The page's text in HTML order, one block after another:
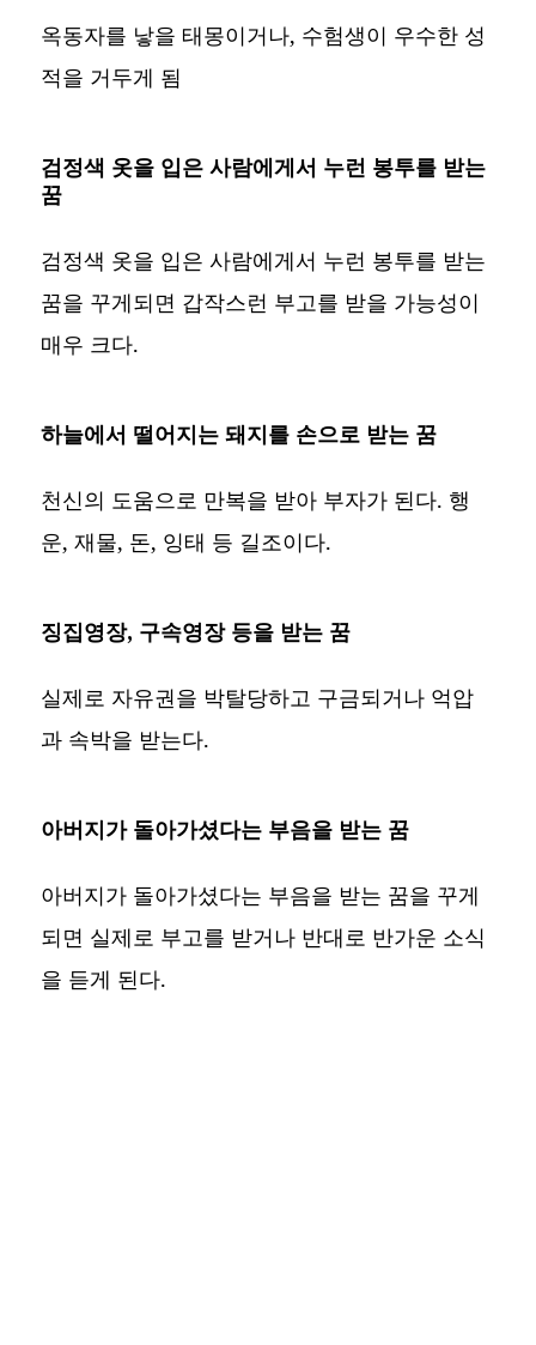
옥동자를 낳을 태몽이거나, 수험생이 우수한 성
적을 거두게 됨
검정색 옷을 입은 사람에게서 누런 봉투를 받는
꿈
검정색 옷을 입은 사람에게서 누런 봉투를 받는
꿈을 꾸게되면 갑작스런 부고를 받을 가능성이
매우 크다.
하늘에서 떨어지는 돼지를 손으로 받는 꿈
천신의 도움으로 만복을 받아 부자가 된다. 행
운, 재물, 돈, 잉태 등 길조이다.
징집영장, 구속영장 등을 받는 꿈
실제로 자유권을 박탈당하고 구금되거나 억압
과 속박을 받는다.
아버지가 돌아가셨다는 부음을 받는 꿈
아버지가 돌아가셨다는 부음을 받는 꿈을 꾸게
되면 실제로 부고를 받거나 반대로 반가운 소식
을 듣게 된다.